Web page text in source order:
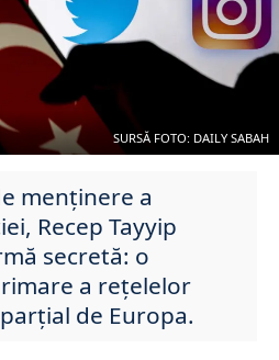
SURSĂ FOTO: DAILY SABAH
menținere a
Recep Tayyip
secretă: o
a rețelelor
de Europa.